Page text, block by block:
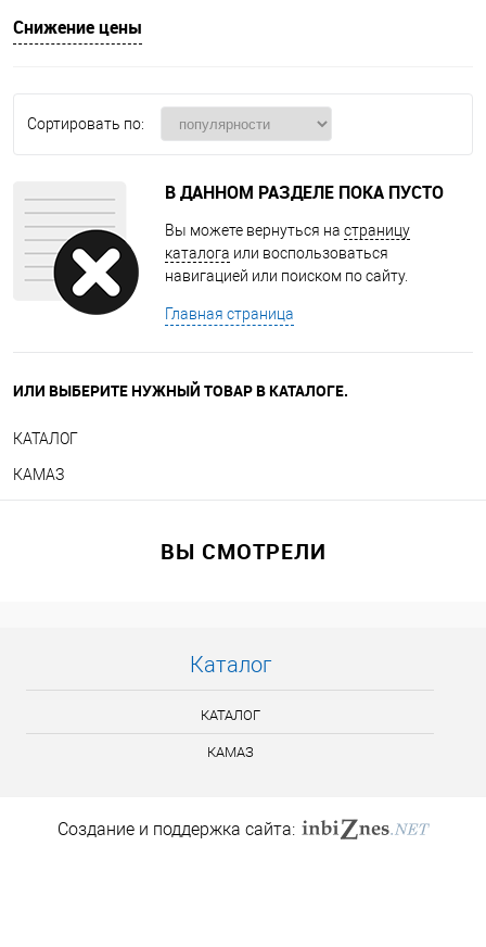
Снижение цены
Сортировать по:
В ДАННОМ РАЗДЕЛЕ ПОКА ПУСТО
Вы можете вернуться на страницу
каталога или воспользоваться
навигацией или поиском по сайту.
Главная страница
ИЛИ ВЫБЕРИТЕ НУЖНЫЙ ТОВАР В КАТАЛОГЕ.
КАТАЛОГ
КАМАЗ
ВЫ СМОТРЕЛИ
Каталог
КАТАЛОГ
КАМАЗ
Создание и поддержка сайта: